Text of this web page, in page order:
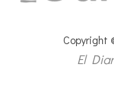
Copyright
El